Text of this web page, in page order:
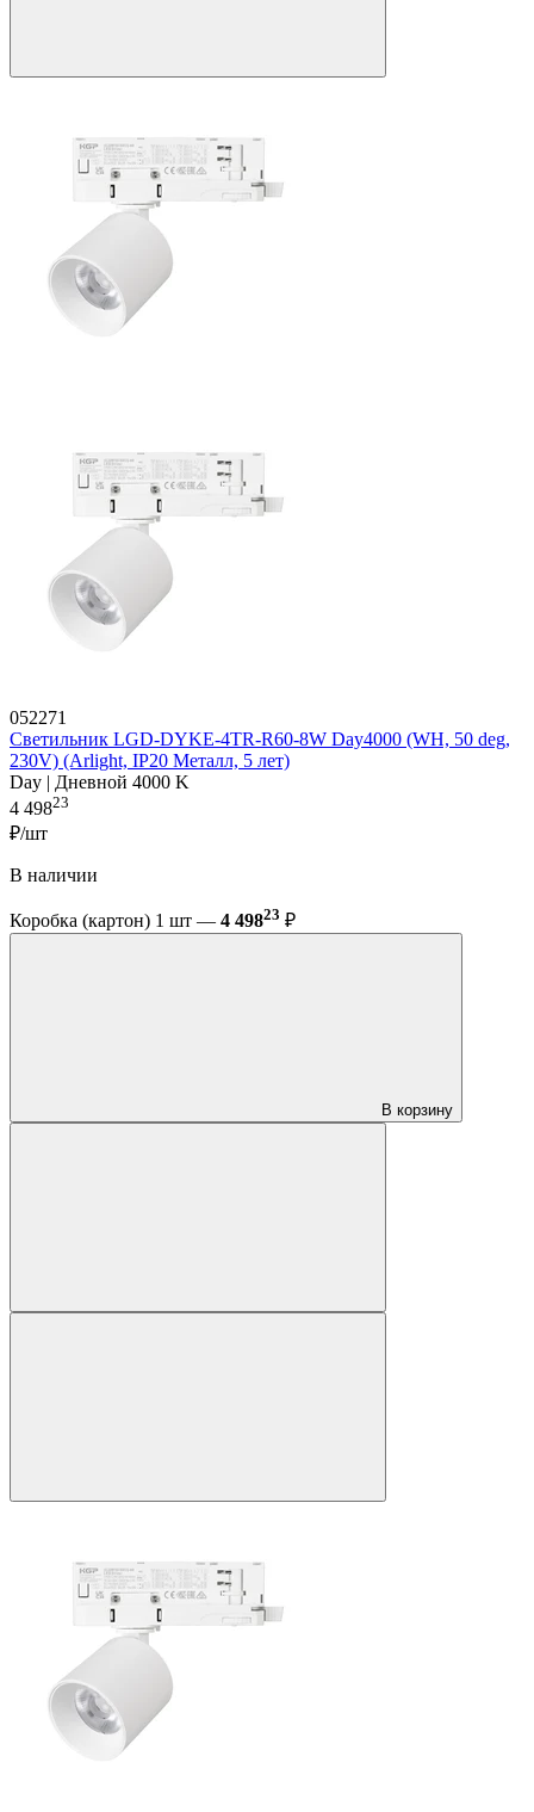
052271
Светильник LGD-DYKE-4TR-R60-8W Day4000 (WH, 50 deg,
230V) (Arlight, IP20 Металл, 5 лет)
Day | Дневной 4000 K
4 49823
₽/шт
В наличии
Коробка (картон) 1 шт — 4 49823 ₽
В корзину